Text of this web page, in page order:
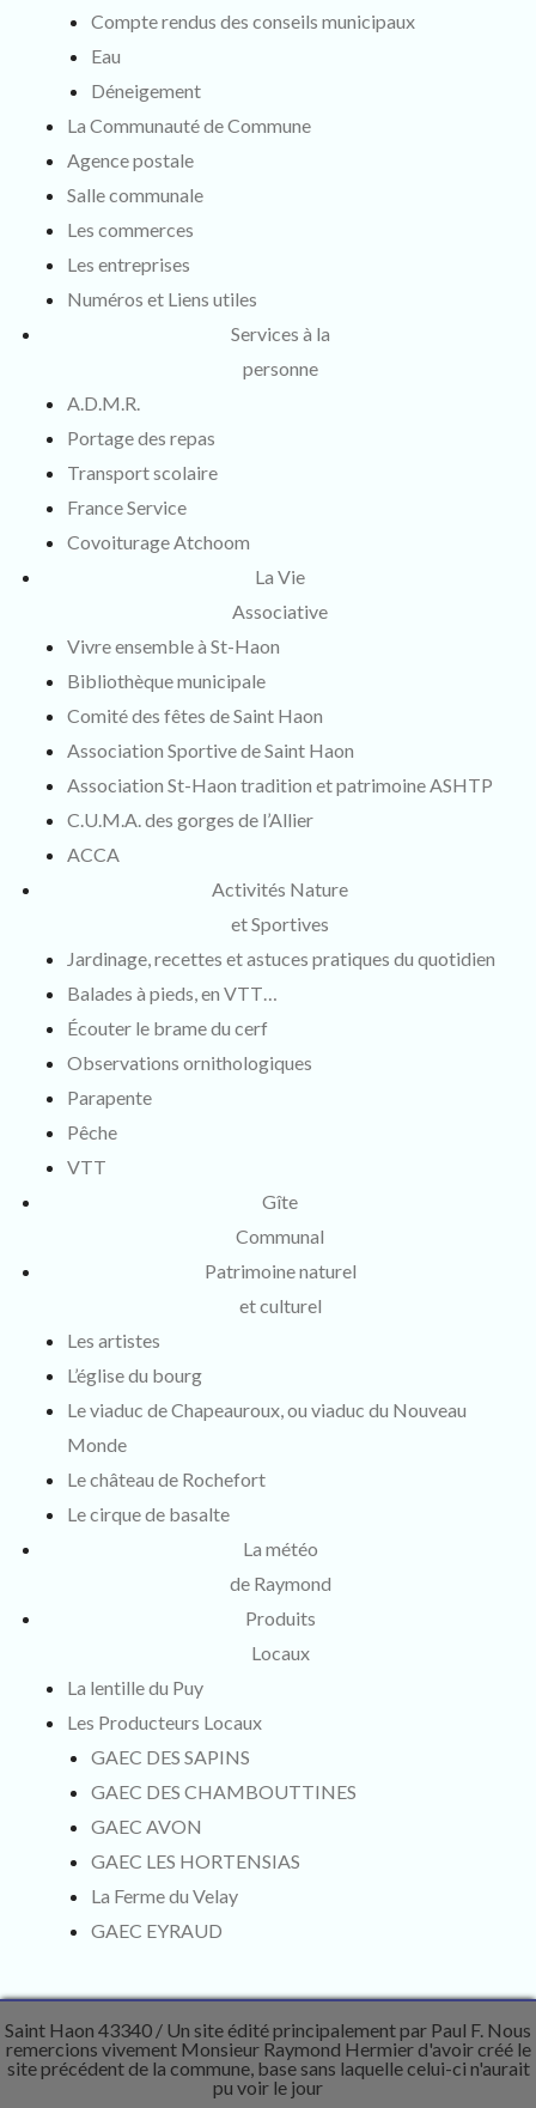
Compte rendus des conseils municipaux
Eau
Déneigement
La Communauté de Commune
Agence postale
Salle communale
Les commerces
Les entreprises
Numéros et Liens utiles
Services à la
personne
A.D.M.R.
Portage des repas
Transport scolaire
France Service
Covoiturage Atchoom
La Vie
Associative
Vivre ensemble à St-Haon
Bibliothèque municipale
Comité des fêtes de Saint Haon
Association Sportive de Saint Haon
Association St-Haon tradition et patrimoine ASHTP
C.U.M.A. des gorges de l’Allier
ACCA
Activités Nature
et Sportives
Jardinage, recettes et astuces pratiques du quotidien
Balades à pieds, en VTT…
Écouter le brame du cerf
Observations ornithologiques
Parapente
Pêche
VTT
Gîte
Communal
Patrimoine naturel
et culturel
Les artistes
L’église du bourg
Le viaduc de Chapeauroux, ou viaduc du Nouveau
Monde
Le château de Rochefort
Le cirque de basalte
La météo
de Raymond
Produits
Locaux
La lentille du Puy
Les Producteurs Locaux
GAEC DES SAPINS
GAEC DES CHAMBOUTTINES
GAEC AVON
GAEC LES HORTENSIAS
La Ferme du Velay
GAEC EYRAUD
Saint Haon 43340
Un site édité principalement par Paul F. Nous
remercions vivement Monsieur Raymond Hermier d'avoir créé le
site précédent de la commune, base sans laquelle celui-ci n'aurait
pu voir le jour